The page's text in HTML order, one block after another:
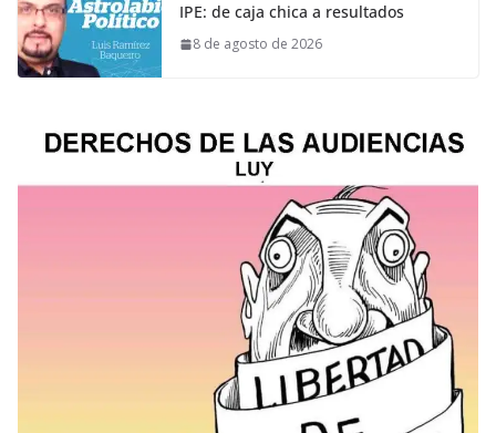
IPE: de caja chica a resultados
8 de agosto de 2026